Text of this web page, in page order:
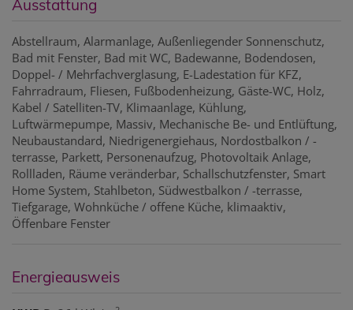
Ausstattung
Abstellraum Alarmanlage Außenliegender Sonnenschutz
Bad mit Fenster Bad mit WC Badewanne Bodendosen
Doppel- / Mehrfachverglasung E-Ladestation für KFZ
Fahrradraum Fliesen Fußbodenheizung Gäste-WC Holz
Kabel / Satelliten-TV Klimaanlage Kühlung
Luftwärmepumpe Massiv Mechanische Be- und Entlüftung
Neubaustandard Niedrigenergiehaus Nordostbalkon / -
terrasse Parkett Personenaufzug Photovoltaik Anlage
Rollladen Räume veränderbar Schallschutzfenster Smart
Home System Stahlbeton Südwestbalkon / -terrasse
Tiefgarage Wohnküche / offene Küche klimaaktiv
Öffenbare Fenster
Energieausweis